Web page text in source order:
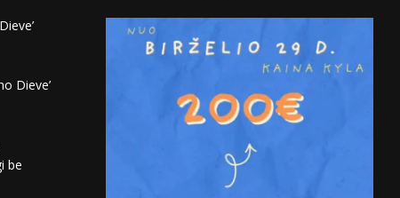
Dieve’
be